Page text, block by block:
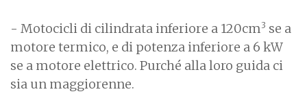
- Motocicli di cilindrata inferiore a 120cm3 se a
motore termico, e di potenza inferiore a 6 kW
se a motore elettrico. Purché alla loro guida ci
sia un maggiorenne.